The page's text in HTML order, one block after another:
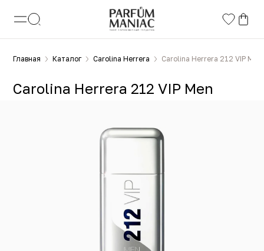
Главная Каталог Carolina Herrera Carolina Herrera 212 VIP Men
Carolina Herrera 212 VIP Men